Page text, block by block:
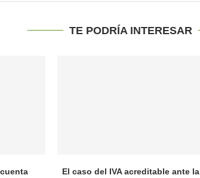
TE PODRÍA INTERESAR
El caso del IVA acreditable ante la